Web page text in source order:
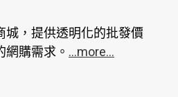
城，提供透明化的批發價
購需求。 ...more...